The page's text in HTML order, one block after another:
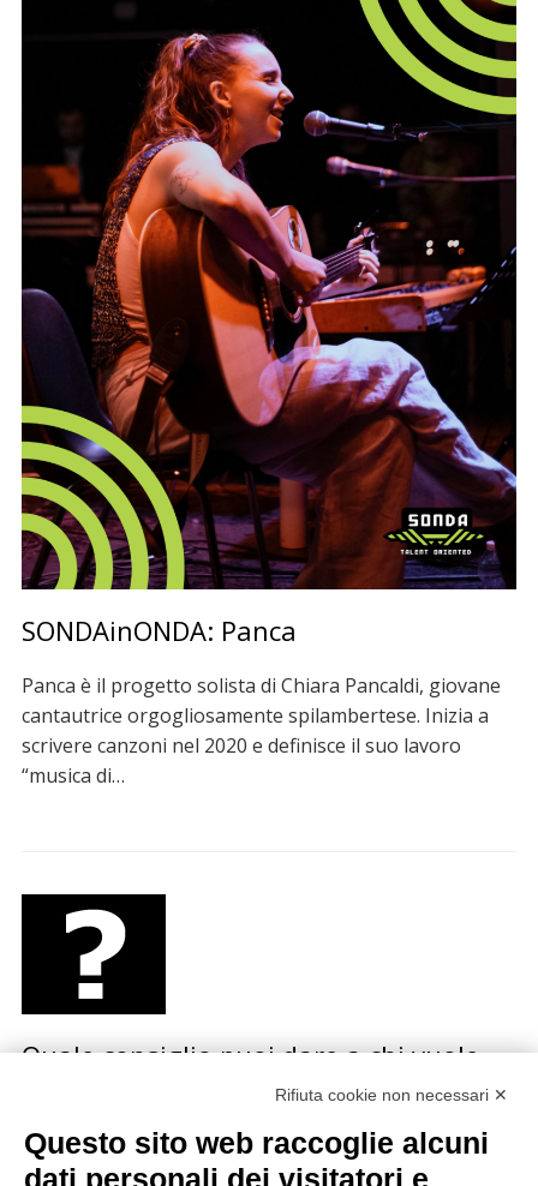
SONDAinONDA: Panca
Panca è il progetto solista di Chiara Pancaldi, giovane
cantautrice orgogliosamente spilambertese. Inizia a
scrivere canzoni nel 2020 e definisce il suo lavoro
“musica di…
Quale consiglio puoi dare a chi vuole
iniziare una carriera musicale?
La redazione di Sonda ha fatto questa domanda a
diversi artisti italiani e stranieri, dai Calexico a
Rifiuta cookie non necessari ✕
Questo sito web raccoglie alcuni
dati personali dei visitatori e